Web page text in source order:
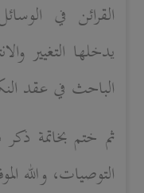
القرائن في
يدخلها التغيير
الباحث في عقد
ثم ختم بخاتمة
التوصيات، والله